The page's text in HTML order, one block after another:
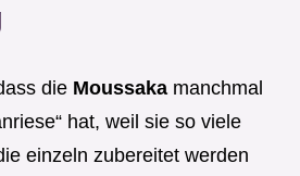
die Moussaka manchmal
hat, weil sie so viele
einzeln zubereitet werden